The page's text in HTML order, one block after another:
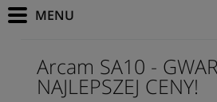
Arcam SA10 -
NAJLEPSZEJ CENY!